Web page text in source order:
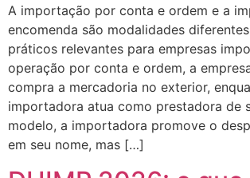
A importação por conta e ordem e a
encomenda são modalidades
práticos relevantes para empresas
operação por conta e ordem, a
compra a mercadoria no exterior,
importadora atua como prestadora de
modelo, a importadora promove o
em seu nome, mas […]